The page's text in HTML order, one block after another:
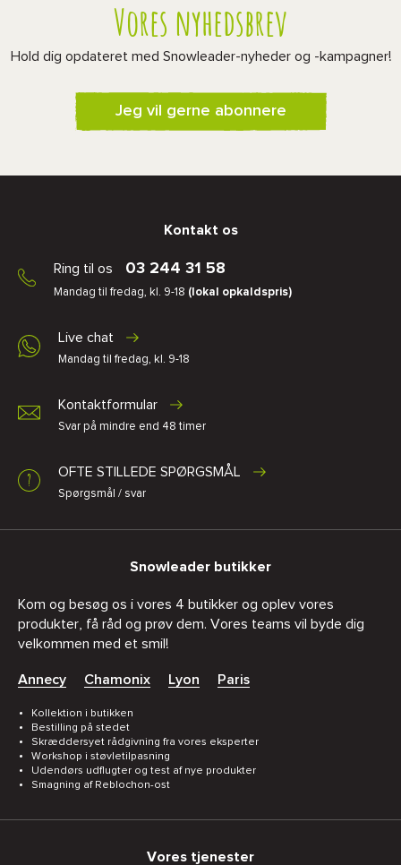
Vores nyhedsbrev
Hold dig opdateret med Snowleader-nyheder og -kampagner!
Jeg vil gerne abonnere
Kontakt os
Ring til os 03 244 31 58
Mandag til fredag, kl. 9-18 (lokal opkaldspris)
Live chat
Mandag til fredag, kl. 9-18
Kontaktformular
Svar på mindre end 48 timer
OFTE STILLEDE SPØRGSMÅL
Spørgsmål / svar
Snowleader butikker
Kom og besøg os i vores 4 butikker og oplev vores
produkter, få råd og prøv dem. Vores teams vil byde dig
velkommen med et smil!
Annecy Chamonix Lyon Paris
Kollektion i butikken
Bestilling på stedet
Skræddersyet rådgivning fra vores eksperter
Workshop i støvletilpasning
Udendørs udflugter og test af nye produkter
Smagning af Reblochon-ost
Vores tjenester